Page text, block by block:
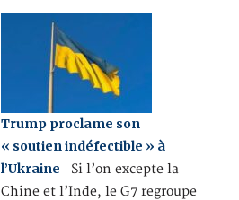
Trump proclame son
« soutien indéfectible » à
l’Ukraine Si l’on excepte la
Chine et l’Inde, le G7 regroupe